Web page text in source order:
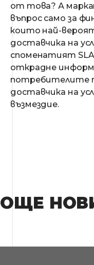
от това? А
въпрос само за
които най-
доставчика на
споменатият
открадне
потребителите
доставчика на
възмездие.
ОЩЕ